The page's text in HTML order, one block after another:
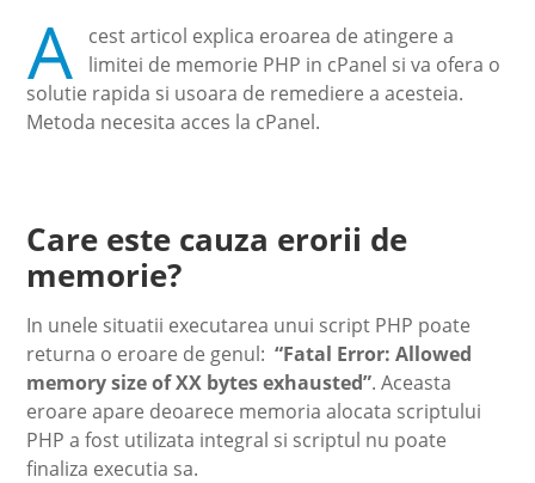
A
cest articol explica eroarea de atingere a
limitei de memorie PHP in cPanel si va ofera o
solutie rapida si usoara de remediere a acesteia.
Metoda necesita acces la cPanel.
Care este cauza erorii de
memorie?
In unele situatii executarea unui script PHP poate
returna o eroare de genul:“Fatal Error: Allowed
memory size of XX bytes exhausted”. Aceasta
eroare apare deoarece memoria alocata scriptului
PHP a fost utilizata integral si scriptul nu poate
finaliza executia sa.